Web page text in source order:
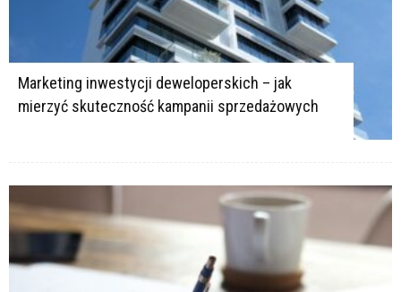
Marketing inwestycji deweloperskich – jak
mierzyć skuteczność kampanii sprzedażowych